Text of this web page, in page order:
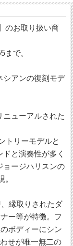
のお取り扱い商
まで。
シアンの復刻モデ
ニューアルされた
トリーモデルと
と演奏性が多く
ョージハリスンの
。
縁取りされたダ
ー等が特徴。フ
ボディーにシン
せが唯一無二の